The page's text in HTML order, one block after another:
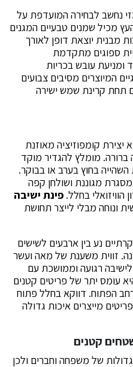
נחשב לבחירה המועדפת על
מכיל שמנים טבעיים המגנים
מבנית יוצאת דופן לאורך
ספוגים מתקדמת
ומניעת עובש בכריות
המיוצרים מסיבים צבועים
תחת קרינת שמש ישירה
יצירת קומפוזיציה מאוזנת
מומלץ להגדיר מוקד
השהייה בחוץ בערב או בבוקר.
מגוננת ושולחן קפה
הוויזואלי בחלל. פינת ישיבה
ונוחה מבלי לייצר תחושת
נע בין ארבעים לשישים
זווית משענת של מאה ועשר
רגועה וממושכת עם
עומס יתר של פריטים קטנים
הפתוח. דווקא בחלל פתוח
מייצרים איכות גדולה
קטנים
של משפחה וחברים ולכן